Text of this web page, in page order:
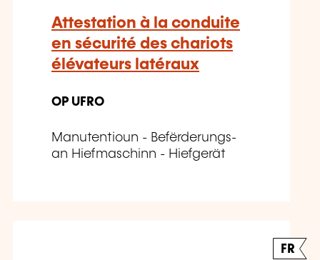
Attestation à la conduite
en sécurité des chariots
élévateurs latéraux
OP UFRO
Manutentioun - Befërderungs-
an Hiefmaschinn - Hiefgerät
FR